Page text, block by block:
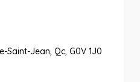
Saint-Jean, Qc, G0V 1J0